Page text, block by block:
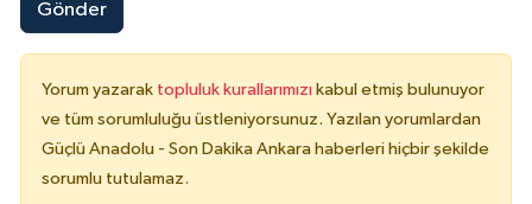
Gönder
Yorum yazarak topluluk kurallarımızı kabul etmiş bulunuyor
ve tüm sorumluluğu üstleniyorsunuz. Yazılan yorumlardan
Güçlü Anadolu - Son Dakika Ankara haberleri hiçbir şekilde
sorumlu tutulamaz.